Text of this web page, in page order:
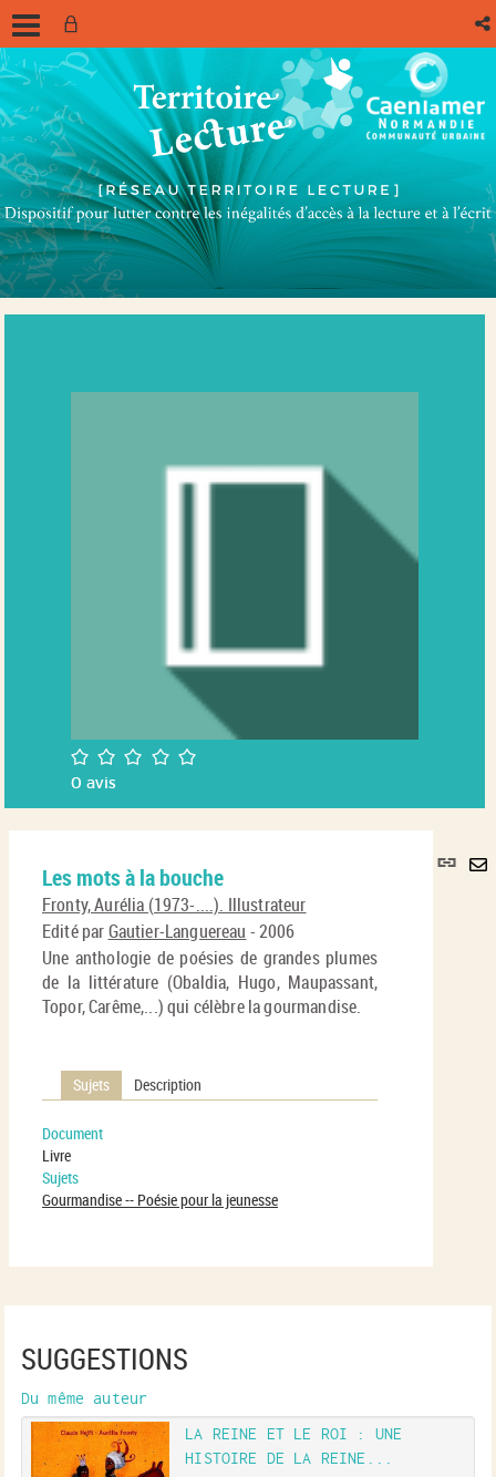
/5
0avis
Lien
Les mots à la bouche
Fronty, Aurélia (1973-....). Illustrateur
Edité parGautier-Languereau - 2006
Une anthologie de poésies de grandes plumes
de la littérature (Obaldia, Hugo, Maupassant,
Topor, Carême,...) qui célèbre la gourmandise.
Sujets Description
Document
Livre
Sujets
Gourmandise -- Poésie pour la jeunesse
SUGGESTIONS
Du même auteur
LA REINE ET LE ROI : UNE
HISTOIRE DE LA REINE...